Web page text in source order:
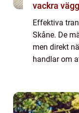
vackra
Effektiva
Skåne. De
men direkt
handlar om